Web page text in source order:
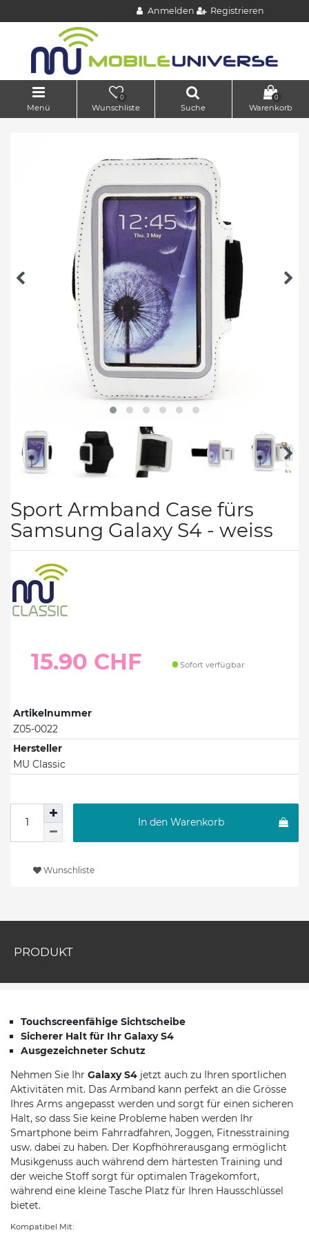
Anmelden Registrieren
Menü
0
Wunschliste Suche
0
Warenkorb
Sport Armband Case fürs
Samsung Galaxy S4 - weiss
15.90 CHF Sofort verfügbar
Artikelnummer
Z05-0022
Hersteller
MU Classic
In den Warenkorb
Wunschliste
PRODUKT
Touchscreenfähige Sichtscheibe
Sicherer Halt für Ihr Galaxy S4
Ausgezeichneter Schutz
Nehmen Sie Ihr Galaxy S4 jetzt auch zu Ihren sportlichen
Aktivitäten mit. Das Armband kann perfekt an die Grösse
Ihres Arms angepasst werden und sorgt für einen sicheren
Halt, so dass Sie keine Probleme haben werden Ihr
Smartphone beim Fahrradfahren, Joggen, Fitnesstraining
usw. dabei zu haben. Der Kopfhöhrerausgang ermöglicht
Musikgenuss auch während dem härtesten Training und
der weiche Stoff sorgt für optimalen Tragekomfort,
während eine kleine Tasche Platz für Ihren Hausschlüssel
bietet.
Kompatibel Mit: